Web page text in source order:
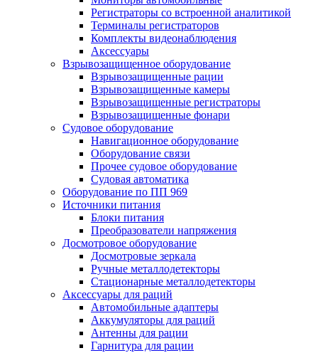
Регистраторы со встроенной аналитикой
Терминалы регистраторов
Комплекты видеонаблюдения
Аксессуары
Взрывозащищенное оборудование
Взрывозащищенные рации
Взрывозащищенные камеры
Взрывозащищенные регистраторы
Взрывозащищенные фонари
Судовое оборудование
Навигационное оборудование
Оборудование связи
Прочее судовое оборудование
Судовая автоматика
Оборудование по ПП 969
Источники питания
Блоки питания
Преобразователи напряжения
Досмотровое оборудование
Досмотровые зеркала
Ручные металлодетекторы
Стационарные металлодетекторы
Аксессуары для раций
Автомобильные адаптеры
Аккумуляторы для раций
Антенны для рации
Гарнитура для рации